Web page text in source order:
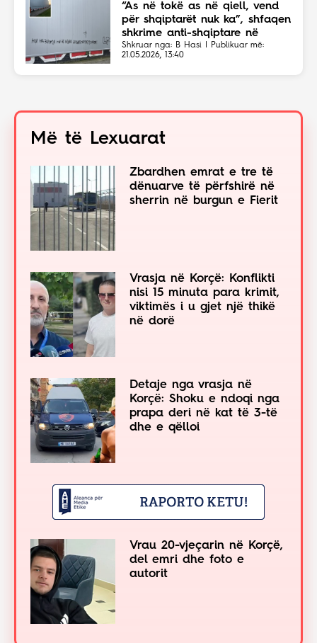
“As në tokë as në qiell, vend
për shqiptarët nuk ka”, shfaqen
shkrime anti-shqiptare në
Shkup
Shkruar nga: B Hasi | Publikuar më:
21.05.2026, 13:40
Më të Lexuarat
Zbardhen emrat e tre të
dënuarve të përfshirë në
sherrin në burgun e Fierit
Vrasja në Korçë: Konflikti
nisi 15 minuta para krimit,
viktimës i u gjet një thikë
në dorë
Detaje nga vrasja në
Korçë: Shoku e ndoqi nga
prapa deri në kat të 3-të
dhe e qëlloi
Vrau 20-vjeçarin në Korçë,
del emri dhe foto e
autorit